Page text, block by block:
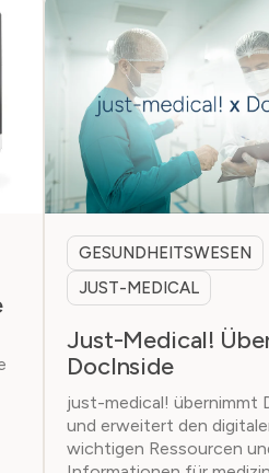
GESUNDHEITSWESEN
JUST-MEDICAL
Just-Medical!
DocInside
just-medical! übernimmt
und erweitert den
wichtigen Ressourcen